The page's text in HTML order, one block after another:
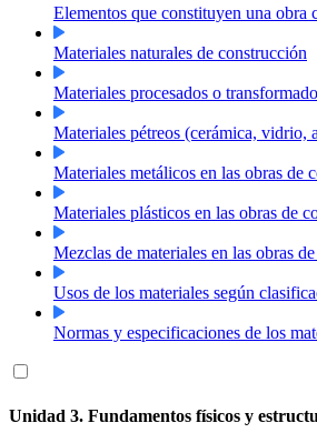
Elementos que constituyen una obra
Materiales naturales de construcción
Materiales procesados o
Materiales pétreos (cerámica, vidrio,
Materiales metálicos en las obras de
Materiales plásticos en las obras de
Mezclas de materiales en las obras
Usos de los materiales según
Normas y especificaciones de los
Unidad 3. Fundamentos físicos y